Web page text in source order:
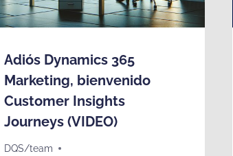
Adiós Dynamics 365
Marketing, bienvenido
Customer Insights
Journeys (VIDEO)
DQS/team